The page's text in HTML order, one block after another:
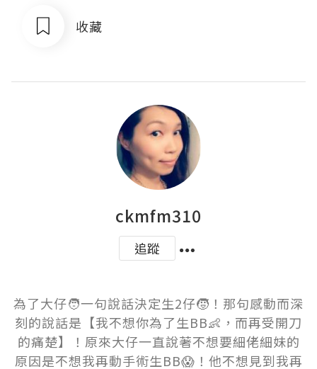
收藏
ckmfm310
追蹤
為了大仔🧑一句說話決定生2仔🧒！那句感動而深
刻的說話是【我不想你為了生BB👶，而再受開刀
的痛楚】！原來大仔一直說著不想要細佬細妹的
原因是不想我再動手術生BB😱！他不想見到我再